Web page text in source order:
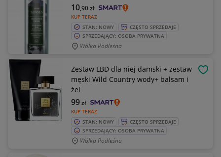
KUP TERAZ
10,90zł
STAN: NOWY
CZĘSTO SPRZEDAJE
SPRZEDAJĄCY: OSOBA PRYWATNA
Wólka Podleśna
Zestaw LBD dla niej damski + zestaw
męski Wild Country wody+ balsam i
żel
KUP TERAZ
99zł
STAN: NOWY
CZĘSTO SPRZEDAJE
SPRZEDAJĄCY: OSOBA PRYWATNA
Wólka Podleśna